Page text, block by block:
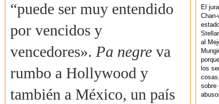
“puede ser muy entendido
por vencidos y
vencedores». Pa negre va
rumbo a Hollywood y
también a México, un país
El
al
los
sobre